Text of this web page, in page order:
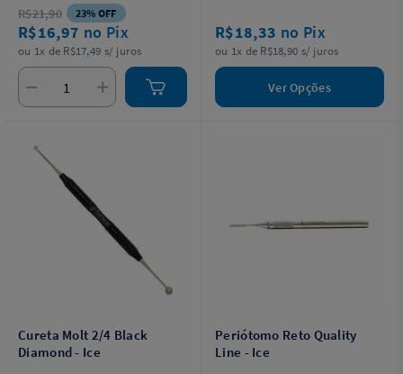
R$21,90 23% OFF
R$16,97 no Pix
ou 1x de R$17,49 s/ juros
R$18,33 no Pix
ou 1x de R$18,90 s/ juros
Ver Opções
Cureta Molt 2/4 Black
Diamond - Ice
Periótomo Reto Quality
Line - Ice